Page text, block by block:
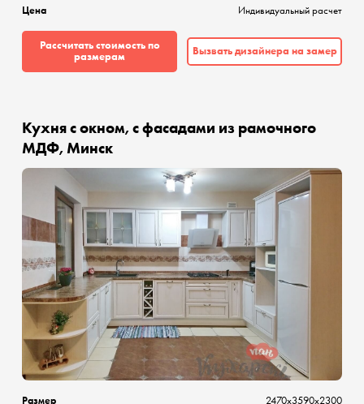
Цена
Индивидуальный расчет
Рассчитать стоимость по
размерам
Вызвать дизайнера на замер
Кухня с окном, с фасадами из рамочного
МДФ, Минск
Размер 2470х3590х2300